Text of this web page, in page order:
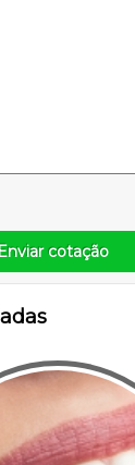
cotação